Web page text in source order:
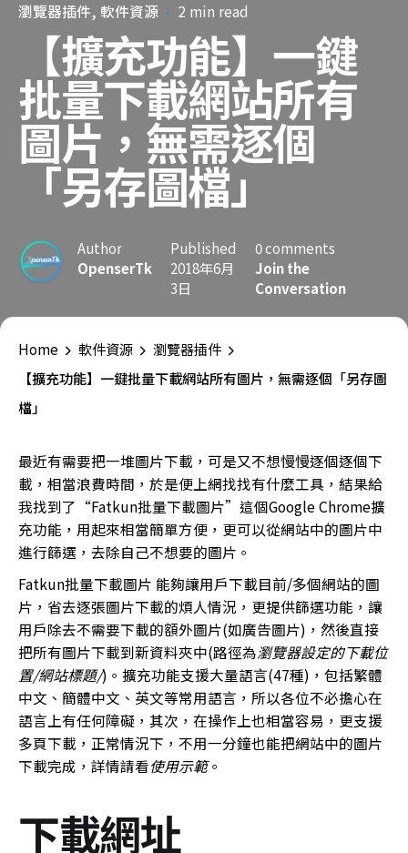
瀏覽器插件 軟件資源 2 min read
【擴充功能】一鍵
批量下載網站所有
圖片，無需逐個
「另存圖檔」
Author
OpenserTk
Published
2018年6月
3日
0 comments
Join the
Conversation
Home 軟件資源
瀏覽器插件
【擴充功能】一鍵批量下載網站所有圖片，無需逐個「另存圖
檔」
最近有需要把一堆圖片下載，可是又不想慢慢逐個逐個下
載，相當浪費時間，於是便上網找找有什麼工具，結果給
我找到了“Fatkun批量下載圖片”這個Google Chrome擴
充功能，用起來相當簡單方便，更可以從網站中的圖片中
進行篩選，去除自己不想要的圖片。
Fatkun批量下載圖片 能夠讓用戶下載目前/多個網站的圖
片，省去逐張圖片下載的煩人情況，更提供篩選功能，讓
用戶除去不需要下載的額外圖片(如廣告圖片)，然後直接
把所有圖片下載到新資料夾中(路徑為瀏覽器設定的下載位
置/網站標題/)。擴充功能支援大量語言(47種)，包括繁體
中文、簡體中文、英文等常用語言，所以各位不必擔心在
語言上有任何障礙，其次，在操作上也相當容易，更支援
多頁下載，正常情況下，不用一分鐘也能把網站中的圖片
下載完成，詳情請看使用示範。
下載網址